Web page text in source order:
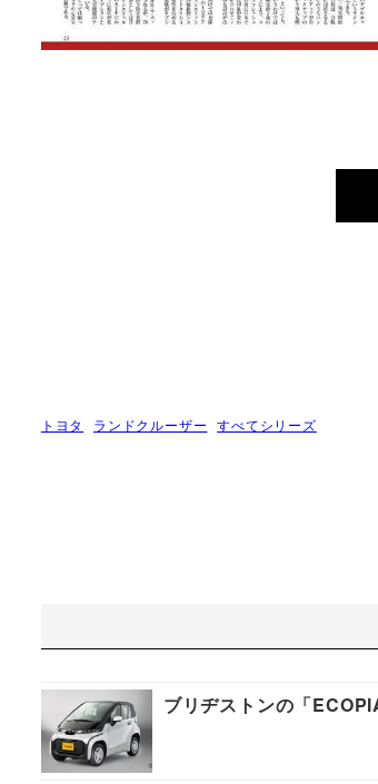
トヨタ ランドクルーザー すべてシリーズ
ブリヂストンの「